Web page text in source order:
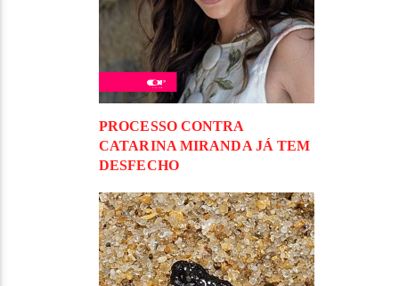
PROCESSO CONTRA
CATARINA MIRANDA JÁ TEM
DESFECHO